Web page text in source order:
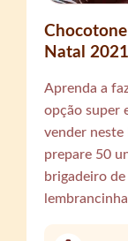
Chocotone
Natal 2021
Aprenda a
opção super
vender
prepare 50
brigadeiro